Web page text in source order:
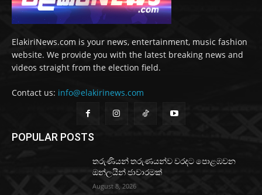
ElakiriNews.com is your news, entertainment, music fashion
website. We provide you with the latest breaking news and
videos straight from the election field.
Contact us: info@elakirinews.com
POPULAR POSTS
තරුණියන් තරුණයන්ව වරදට පොළඹවන
ඔන්ලයින් ජාවාරමක්
August 8, 2026